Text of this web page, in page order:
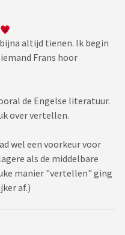
altijd tienen. Ik begin
Frans hoor
de Engelse literatuur.
over vertellen.
wel een voorkeur voor
als de middelbare
manier "vertellen" ging
af.)